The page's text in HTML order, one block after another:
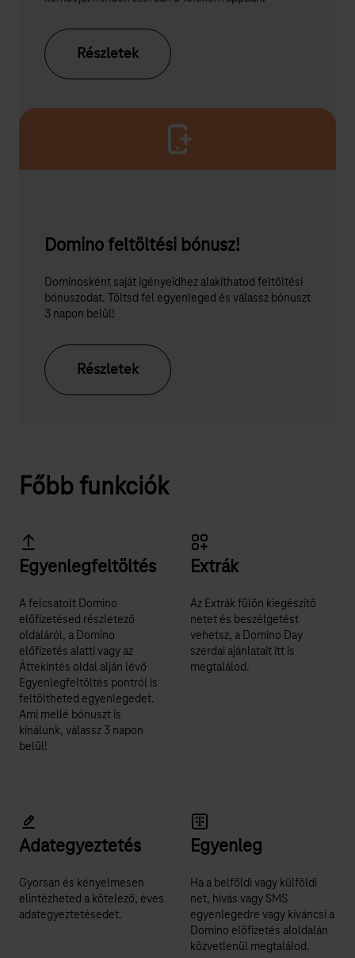
Részletek
Domino feltöltési bónusz!
Dominosként saját igényeidhez alakíthatod feltöltési
bónuszodat. Töltsd fel egyenleged és válassz bónuszt
3 napon belül!
Részletek
Főbb funkciók
Egyenlegfeltöltés
⁣A felcsatolt Domino
előfizetésed részletező
oldaláról, a Domino
előfizetés alatti vagy az
Áttekintés oldal alján lévő
Egyenlegfeltöltés pontról is
feltöltheted egyenlegedet.
Ami mellé bónuszt is
kínálunk, válassz 3 napon
belül!
Extrák
Az Extrák fülön kiegészítő
netet és beszélgetést
vehetsz, a Domino Day
szerdai ajánlatait itt is
megtalálod.
Adategyeztetés
Gyorsan és kényelmesen
elintézheted a kötelező, éves
adategyeztetésedet.
Egyenleg
Ha a belföldi vagy külföldi
net, hívás vagy SMS
egyenlegedre vagy kíváncsi a
Domino előfizetés aloldalán
közvetlenül megtalálod.